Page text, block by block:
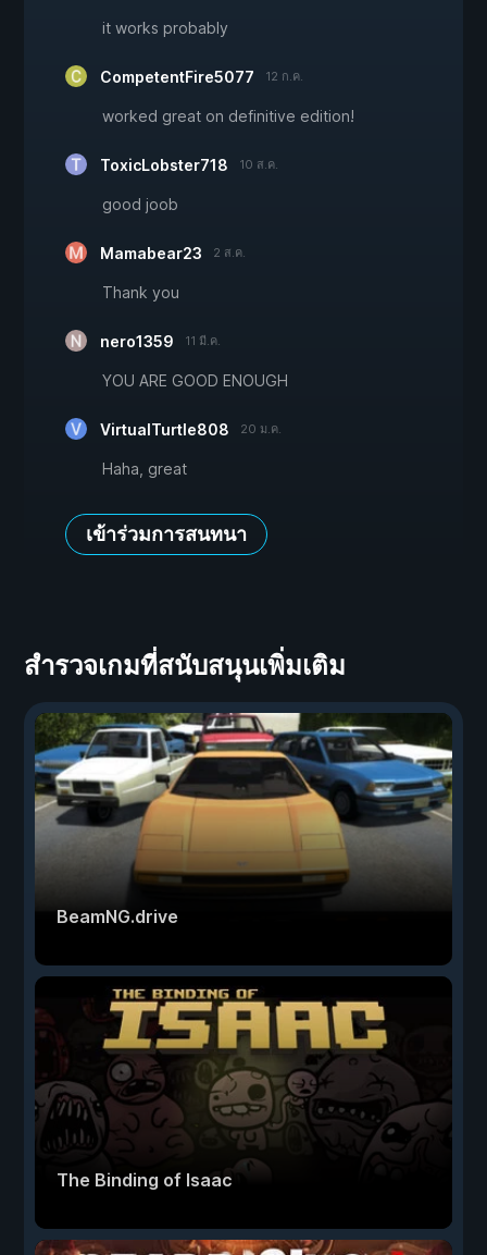
it works probably
CompetentFire5077 12 ก.ค.
worked great on definitive edition!
ToxicLobster718 10 ส.ค.
good joob
Mamabear23 2 ส.ค.
Thank you
nero1359 11 มี.ค.
YOU ARE GOOD ENOUGH
VirtualTurtle808 20 ม.ค.
Haha, great
เข้าร่วมการสนทนา
สำรวจเกมที่สนับสนุนเพิ่มเติม
BeamNG.drive
The Binding of Isaac